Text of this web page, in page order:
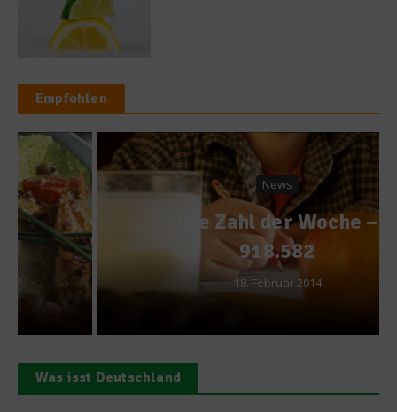
Empfohlen
News
Die Zahl der Woche –
918.582
18. Februar 2014
Was isst Deutschland